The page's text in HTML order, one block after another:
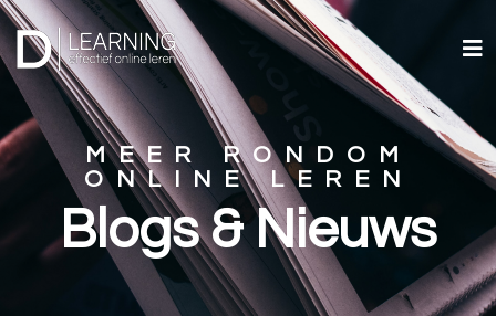
MEER RONDOM
ONLINE LEREN
Blogs & Nieuws